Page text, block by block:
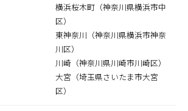
横浜桜木町（神奈川県横浜市中
区）
東神奈川（神奈川県横浜市神奈
川区）
川崎（神奈川県川崎市川崎区）
大宮（埼玉県さいたま市大宮
区）